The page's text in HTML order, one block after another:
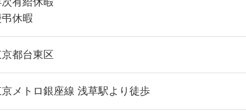
弔休暇
都台東区
メトロ銀座線 浅草駅より徒歩